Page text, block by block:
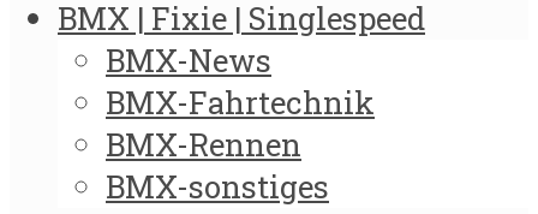
BMX | Fixie | Singlespeed
BMX-News
BMX-Fahrtechnik
BMX-Rennen
BMX-sonstiges